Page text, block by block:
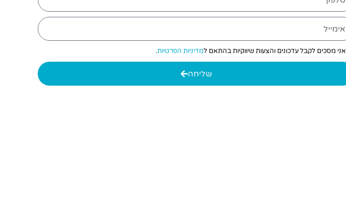
אני מסכים לקבל עדכונים והצעות שיווקיות בהתאם למדיניות הפרטיות.
שליחה